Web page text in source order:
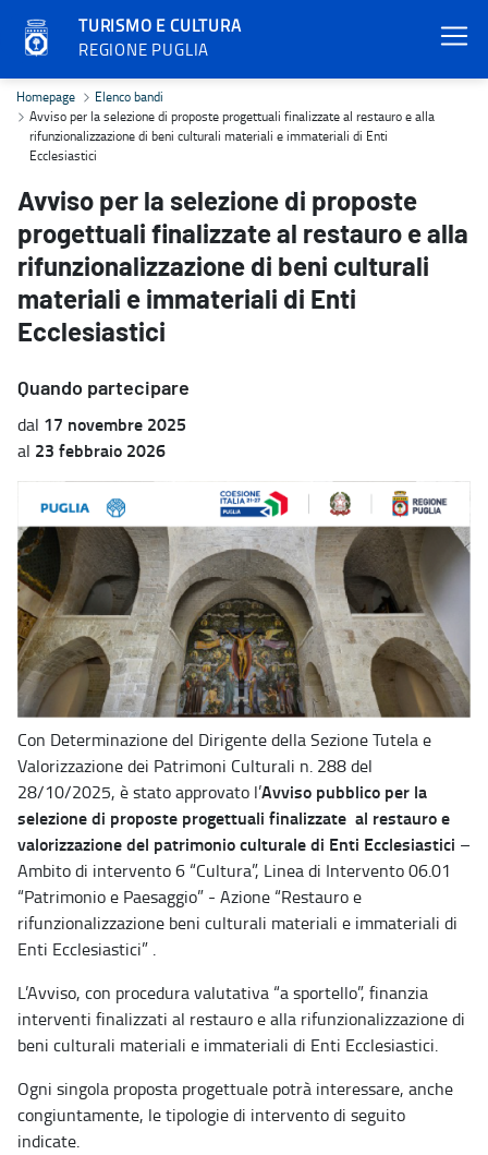
TURISMO E CULTURA
REGIONE PUGLIA
Avviso per la selezione di proposte progettuali finalizzate al
Homepage
Elenco bandi
Avviso per la selezione di proposte progettuali finalizzate al restauro e alla
rifunzionalizzazione di beni culturali materiali e immateriali di Enti
Ecclesiastici
Avviso per la selezione di proposte
progettuali finalizzate al restauro e alla
rifunzionalizzazione di beni culturali
materiali e immateriali di Enti
Ecclesiastici
Quando partecipare
dal 17 novembre 2025
al 23 febbraio 2026
Con Determinazione del Dirigente della Sezione Tutela e
Valorizzazione dei Patrimoni Culturali n. 288 del
28/10/2025, è stato approvato l’Avviso pubblico per la
selezione di proposte progettuali finalizzate al restauro e
valorizzazione del patrimonio culturale di Enti Ecclesiastici –
Ambito di intervento 6 “Cultura”, Linea di Intervento 06.01
“Patrimonio e Paesaggio” - Azione “Restauro e
rifunzionalizzazione beni culturali materiali e immateriali di
Enti Ecclesiastici” .
L’Avviso, con procedura valutativa “a sportello”, finanzia
interventi finalizzati al restauro e alla rifunzionalizzazione di
beni culturali materiali e immateriali di Enti Ecclesiastici.
Ogni singola proposta progettuale potrà interessare, anche
congiuntamente, le tipologie di intervento di seguito
indicate.